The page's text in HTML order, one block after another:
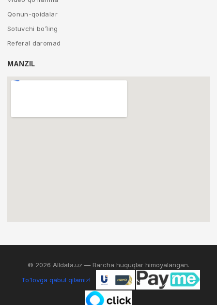
Qonun-qoidalar
Sotuvchi bo’ling
Referal daromad
MANZIL
© 2026 Alldata.uz — Barcha huquqlar himoyalangan.
To'lovga qabul qilamiz!